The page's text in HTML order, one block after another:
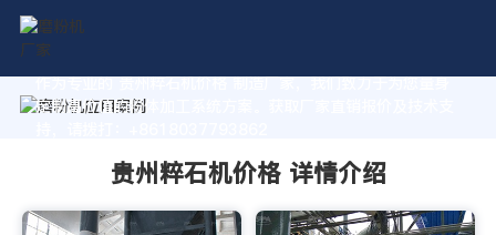
作为专业的 贵州粹石机价格 制造厂家，我们致力于为您量身
定制高价值的粉体加工系统方案。获取厂家直销报价及技术支
贵州粹石机价格 详情介绍